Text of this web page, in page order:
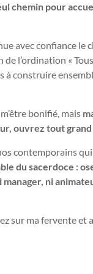
chemin pour
avec confiance le
de l’ordination «
construire
bonifié, mais
ouvrez tout
contemporains
du sacerdoce :
ni
sur ma fervente et